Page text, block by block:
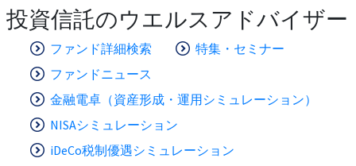
投資信託のウエルスアドバイザー
ファンド詳細検索
特集・セミナー
ファンドニュース
金融電卓（資産形成・運用シミュレーション）
NISAシミュレーション
iDeCo税制優遇シミュレーション